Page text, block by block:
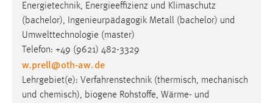
Energietechnik, Energieeffizienz und Klimaschutz
(bachelor), Ingenieurpädagogik Metall (bachelor) und
Umwelttechnologie (master)
Telefon: +49 (9621) 482-3329
w.prell@oth-aw.de
Lehrgebiet(e): Verfahrenstechnik (thermisch, mechanisch
und chemisch), biogene Rohstoffe, Wärme- und